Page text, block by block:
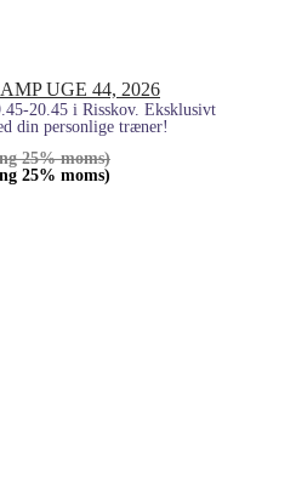
UGE 44, 2026
20.45 i Risskov. Eksklusivt
din personlige træner!
25% moms)
25% moms)